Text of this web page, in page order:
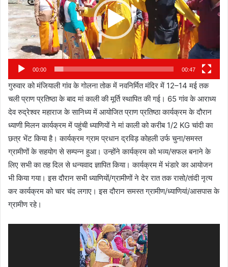
00:00 00:47
गुरुवार को मंजियाली गांव के गोलना तोक में नवनिर्मित मंदिर में 12–14 मई तक
चली प्राण प्रतिष्ठा के बाद मां काली की मूर्ति स्थापित की गई। 65 गांव के आराध्य
देव रुद्रेश्वर महाराज के सानिध्य में आयोजित प्राण प्रतिष्ठा कार्यक्रम के दौरान
ध्याणी मिलन कार्यक्रम में पहुंची ध्याणियों ने मां काली को करीब 1/2 KG चांदी का
छत्र भेंट किया है। कार्यक्रम ग्राम प्रधान द्रविड़ कोहली उर्फ चुना/समस्त
ग्रामीणों के सहयोग से सम्पन्न हुआ। उन्होंने कार्यक्रम को भव्य/सफल बनाने के
लिए सभी का तह दिल से धन्यवाद ज्ञापित किया। कार्यक्रम में भंडारे का आयोजन
भी किया गया। इस दौरान सभी ध्याणियों/ग्रामीणों ने देर रात तक रासो/तांदी नृत्य
कर कार्यक्रम को चार चंद लगाए। इस दौरान समस्त ग्रामीण/ध्याणियां/आसपास के
ग्रामीण रहे।